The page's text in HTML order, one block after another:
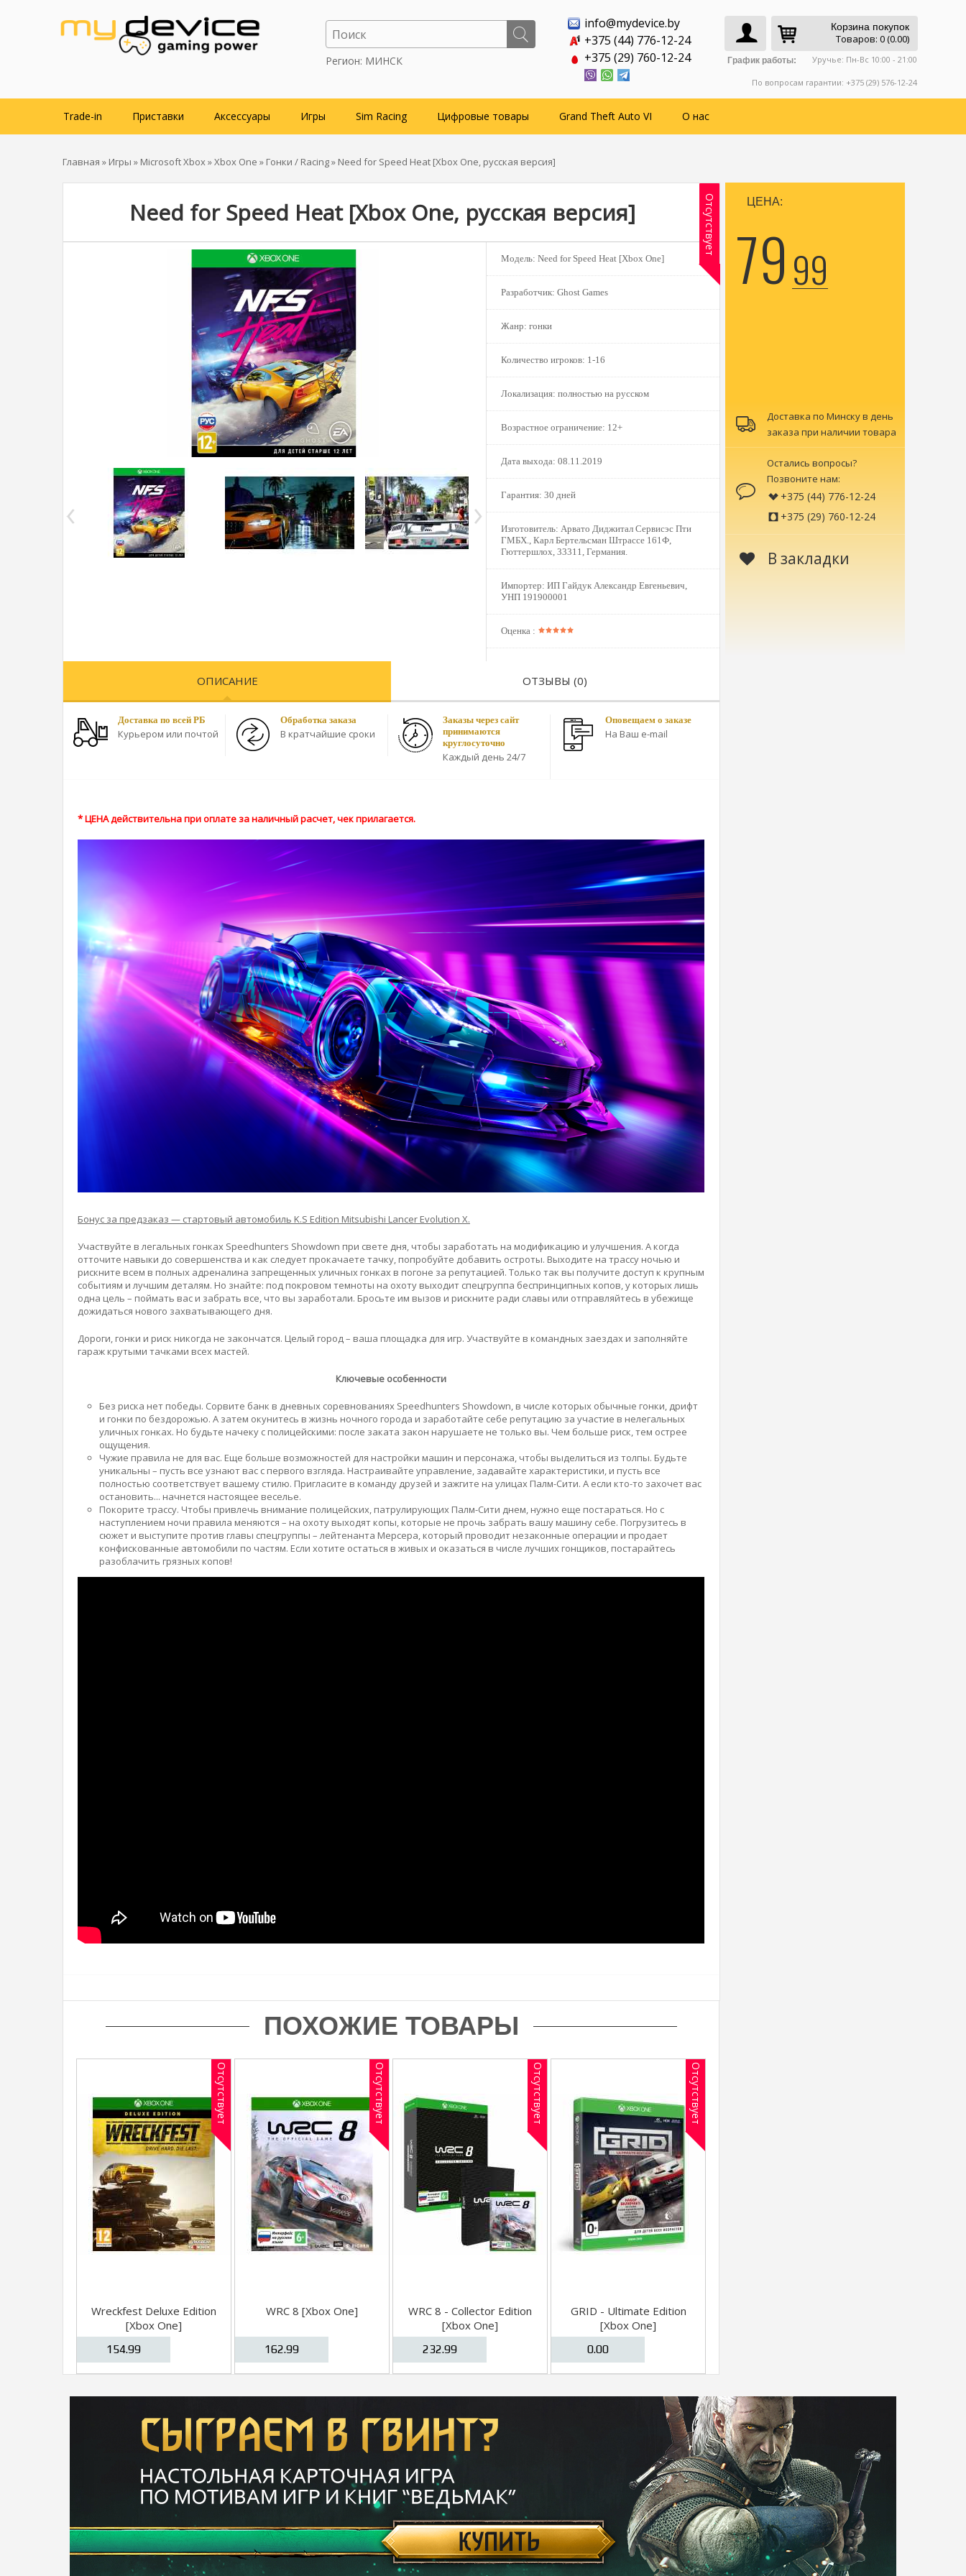
Регион: МИНСК
Корзина покупок
Товаров: 0 (0.00)
График работы: Уручье: Пн-Вс 10:00 - 21:00
По вопросам гарантии: +375 (29) 576-12-24
info@mydevice.by
+375 (44) 776-12-24
+375 (29) 760-12-24
Trade-in Приставки Аксессуары Игры Sim Racing Цифровые товары Grand Theft Auto VI О нас
Главная » Игры » Microsoft Xbox»Xbox One » Гонки / Racing» Need for Speed Heat [Xbox One, русская версия]
Need for Speed Heat [Xbox One, русская версия]
Модель: Need for Speed Heat [Xbox One]
Разработчик: Ghost Games
Жанр: гонки
Количество игроков: 1-16
Локализация: полностью на русском
Возрастное ограничение: 12+
Дата выхода: 08.11.2019
Гарантия: 30 дней
Изготовитель: Арвато Диджитал Сервисэс Пти
ГМБХ., Карл Бертельсман Штрассе 161Ф,
Гюттершлох, 33311, Германия.
Импортер: ИП Гайдук Александр Евгеньевич,
УНП 191900001
Оценка :
Отсутствует
ОПИСАНИЕ ОТЗЫВЫ (0)
Доставка по всей РБ
Курьером или почтой
Обработка заказа
В кратчайшие сроки
Заказы через сайт
принимаются
круглосуточно
Каждый день 24/7
Оповещаем о заказе
На Ваш e-mail
* ЦЕНА действительна при оплате за наличный расчет, чек прилагается.
Бонус за предзаказ — стартовый автомобиль K.S Edition Mitsubishi Lancer Evolution X.
Участвуйте в легальных гонках Speedhunters Showdown при свете дня, чтобы заработать на модификацию и улучшения. А когда
отточите навыки до совершенства и как следует прокачаете тачку, попробуйте добавить остроты. Выходите на трассу ночью и
рискните всем в полных адреналина запрещенных уличных гонках в погоне за репутацией. Только так вы получите доступ к крупным
событиям и лучшим деталям. Но знайте: под покровом темноты на охоту выходит спецгруппа беспринципных копов, у которых лишь
одна цель – поймать вас и забрать все, что вы заработали. Бросьте им вызов и рискните ради славы или отправляйтесь в убежище
дожидаться нового захватывающего дня.
Дороги, гонки и риск никогда не закончатся. Целый город – ваша площадка для игр. Участвуйте в командных заездах и заполняйте
гараж крутыми тачками всех мастей.
Ключевые особенности
Без риска нет победы. Сорвите банк в дневных соревнованиях Speedhunters Showdown, в числе которых обычные гонки, дрифт
и гонки по бездорожью. А затем окунитесь в жизнь ночного города и заработайте себе репутацию за участие в нелегальных
уличных гонках. Но будьте начеку с полицейскими: после заката закон нарушаете не только вы. Чем больше риск, тем острее
ощущения.
Чужие правила не для вас. Еще больше возможностей для настройки машин и персонажа, чтобы выделиться из толпы. Будьте
уникальны – пусть все узнают вас с первого взгляда. Настраивайте управление, задавайте характеристики, и пусть все
полностью соответствует вашему стилю. Пригласите в команду друзей и зажгите на улицах Палм-Сити. А если кто-то захочет вас
остановить... начнется настоящее веселье.
Покорите трассу. Чтобы привлечь внимание полицейских, патрулирующих Палм-Сити днем, нужно еще постараться. Но с
наступлением ночи правила меняются – на охоту выходят копы, которые не прочь забрать вашу машину себе. Погрузитесь в
сюжет и выступите против главы спецгруппы – лейтенанта Мерсера, который проводит незаконные операции и продает
конфискованные автомобили по частям. Если хотите остаться в живых и оказаться в числе лучших гонщиков, постарайтесь
разоблачить грязных копов!
ЦЕНА:
7999
Доставка по Минску в день
заказа при наличии товара
Остались вопросы?
Позвоните нам:
+375 (44) 776-12-24
+375 (29) 760-12-24
В закладки
ПОХОЖИЕ ТОВАРЫ
Отсутствует
Wreckfest Deluxe Edition
[Xbox One]
154.99
Отсутствует
WRC 8 [Xbox One]
162.99
Отсутствует
WRC 8 - Collector Edition
[Xbox One]
232.99
Отсутствует
GRID - Ultimate Edition
[Xbox One]
0.00